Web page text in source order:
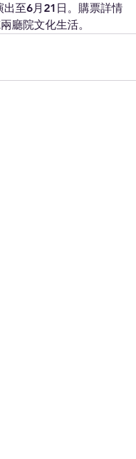
出至6月21日。購票詳情
廳院文化生活。